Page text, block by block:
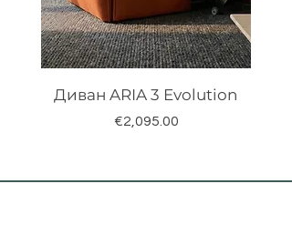
Диван ARIA 3 Evolution
Price
€2,095.00